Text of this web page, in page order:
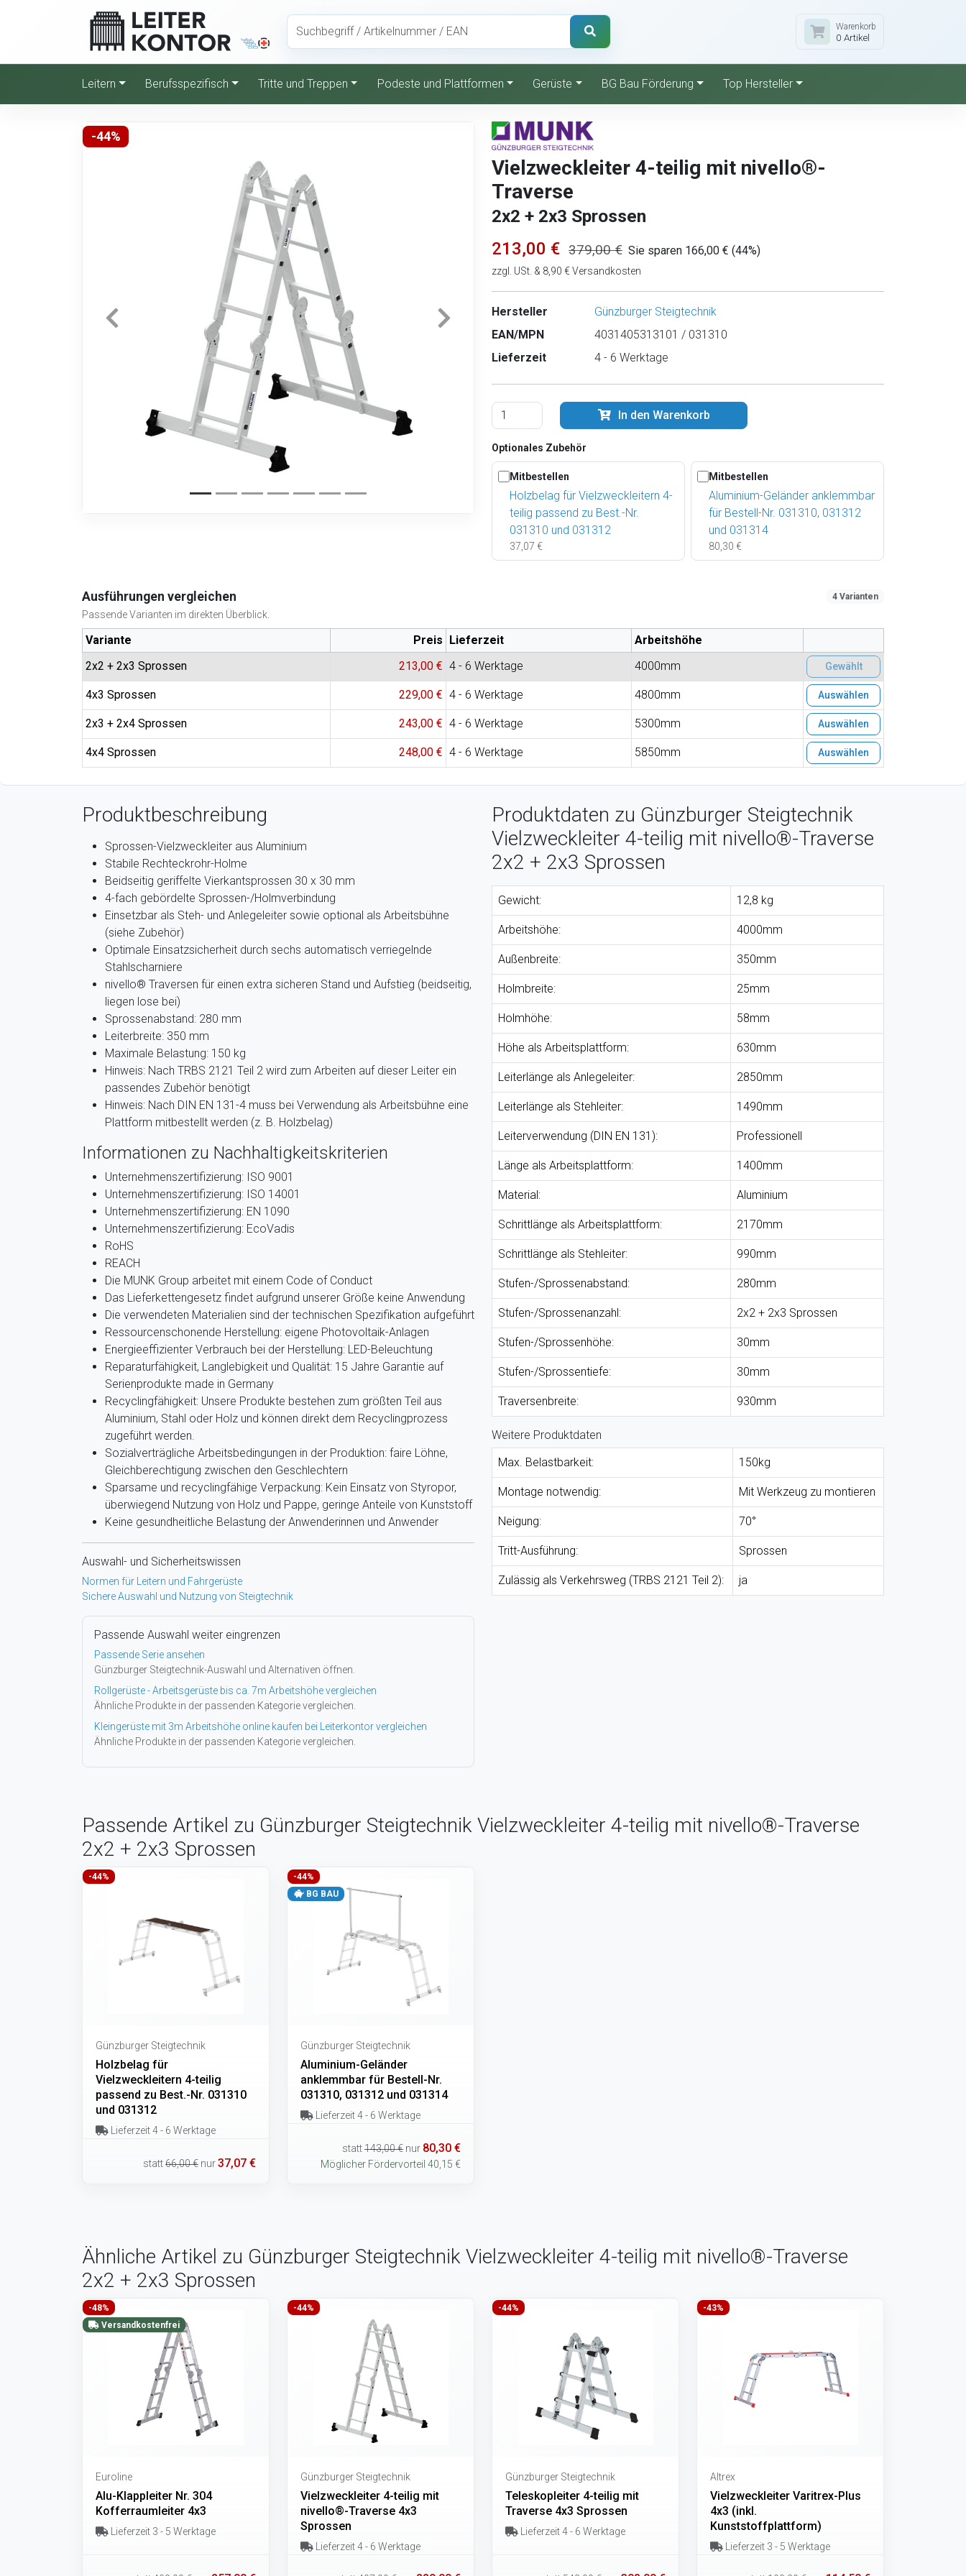
Warenkorb
0 Artikel
Leitern Berufsspezifisch Tritte und Treppen Podeste und Plattformen Gerüste BG Bau Förderung Top Hersteller
-44%
Vielzweckleiter 4-teilig mit nivello®-
Traverse
2x2 + 2x3 Sprossen
213,00 € 379,00 € Sie sparen 166,00 € (44%)
zzgl. USt. & 8,90 € Versandkosten
Hersteller
Günzburger Steigtechnik
EAN/MPN
4031405313101 / 031310
Lieferzeit
4 - 6 Werktage
In den Warenkorb
Optionales Zubehör
Mitbestellen
Holzbelag für Vielzweckleitern 4-
teilig passend zu Best.-Nr.
031310 und 031312
37,07 €
Mitbestellen
Aluminium-Geländer anklemmbar
für Bestell-Nr. 031310, 031312
und 031314
80,30 €
Ausführungen vergleichen
Passende Varianten im direkten Überblick.
4 Varianten
Variante Preis Lieferzeit
Arbeitshöhe
2x2 + 2x3 Sprossen
213,00 € 4 - 6 Werktage 4000mm Gewählt
4x3 Sprossen 229,00 € 4 - 6 Werktage 4800mm Auswählen
2x3 + 2x4 Sprossen 243,00 € 4 - 6 Werktage 5300mm Auswählen
4x4 Sprossen 248,00 € 4 - 6 Werktage 5850mm Auswählen
Produktbeschreibung
Sprossen-Vielzweckleiter aus Aluminium
Stabile Rechteckrohr-Holme
Beidseitig geriffelte Vierkantsprossen 30 x 30 mm
4-fach gebördelte Sprossen-/Holmverbindung
Einsetzbar als Steh- und Anlegeleiter sowie optional als Arbeitsbühne
(siehe Zubehör)
Optimale Einsatzsicherheit durch sechs automatisch verriegelnde
Stahlscharniere
nivello® Traversen für einen extra sicheren Stand und Aufstieg (beidseitig,
liegen lose bei)
Sprossenabstand: 280 mm
Leiterbreite: 350 mm
Maximale Belastung: 150 kg
Hinweis: Nach TRBS 2121 Teil 2 wird zum Arbeiten auf dieser Leiter ein
passendes Zubehör benötigt
Hinweis: Nach DIN EN 131-4 muss bei Verwendung als Arbeitsbühne eine
Plattform mitbestellt werden (z. B. Holzbelag)
Informationen zu Nachhaltigkeitskriterien
Unternehmenszertifizierung: ISO 9001
Unternehmenszertifizierung: ISO 14001
Unternehmenszertifizierung: EN 1090
Unternehmenszertifizierung: EcoVadis
RoHS
REACH
Die MUNK Group arbeitet mit einem Code of Conduct
Das Lieferkettengesetz findet aufgrund unserer Größe keine Anwendung
Die verwendeten Materialien sind der technischen Spezifikation aufgeführt
Ressourcenschonende Herstellung: eigene Photovoltaik-Anlagen
Energieeffizienter Verbrauch bei der Herstellung: LED-Beleuchtung
Reparaturfähigkeit, Langlebigkeit und Qualität: 15 Jahre Garantie auf
Serienprodukte made in Germany
Recyclingfähigkeit: Unsere Produkte bestehen zum größten Teil aus
Aluminium, Stahl oder Holz und können direkt dem Recyclingprozess
zugeführt werden.
Sozialverträgliche Arbeitsbedingungen in der Produktion: faire Löhne,
Gleichberechtigung zwischen den Geschlechtern
Sparsame und recyclingfähige Verpackung: Kein Einsatz von Styropor,
überwiegend Nutzung von Holz und Pappe, geringe Anteile von Kunststoff
Keine gesundheitliche Belastung der Anwenderinnen und Anwender
Auswahl- und Sicherheitswissen
Normen für Leitern und Fahrgerüste
Sichere Auswahl und Nutzung von Steigtechnik
Passende Auswahl weiter eingrenzen
Passende Serie ansehen
Günzburger Steigtechnik-Auswahl und Alternativen öffnen.
Rollgerüste - Arbeitsgerüste bis ca. 7m Arbeitshöhe vergleichen
Ähnliche Produkte in der passenden Kategorie vergleichen.
Kleingerüste mit 3m Arbeitshöhe online kaufen bei Leiterkontor vergleichen
Ähnliche Produkte in der passenden Kategorie vergleichen.
Produktdaten zu Günzburger Steigtechnik
Vielzweckleiter 4-teilig mit nivello®-Traverse
2x2 + 2x3 Sprossen
Gewicht: 12,8 kg
Arbeitshöhe: 4000mm
Außenbreite: 350mm
Holmbreite: 25mm
Holmhöhe: 58mm
Höhe als Arbeitsplattform: 630mm
Leiterlänge als Anlegeleiter: 2850mm
Leiterlänge als Stehleiter: 1490mm
Leiterverwendung (DIN EN 131): Professionell
Länge als Arbeitsplattform: 1400mm
Material: Aluminium
Schrittlänge als Arbeitsplattform: 2170mm
Schrittlänge als Stehleiter: 990mm
Stufen-/Sprossenabstand: 280mm
Stufen-/Sprossenanzahl: 2x2 + 2x3 Sprossen
Stufen-/Sprossenhöhe: 30mm
Stufen-/Sprossentiefe: 30mm
Traversenbreite: 930mm
Weitere Produktdaten
Max. Belastbarkeit:
150kg
Montage notwendig: Mit Werkzeug zu montieren
Neigung: 70°
Tritt-Ausführung: Sprossen
Zulässig als Verkehrsweg (TRBS 2121 Teil 2): ja
Passende Artikel zu Günzburger Steigtechnik Vielzweckleiter 4-teilig mit nivello®-Traverse
2x2 + 2x3 Sprossen
-44%
Günzburger Steigtechnik
Holzbelag für
Vielzweckleitern 4-teilig
passend zu Best.-Nr. 031310
und 031312
Lieferzeit 4 - 6 Werktage
statt66,00 € nur37,07 €
-44%
BG BAU
Günzburger Steigtechnik
Aluminium-Geländer
anklemmbar für Bestell-Nr.
031310, 031312 und 031314
Lieferzeit 4 - 6 Werktage
statt143,00 € nur 80,30 €
Möglicher Fördervorteil 40,15 €
Ähnliche Artikel zu Günzburger Steigtechnik Vielzweckleiter 4-teilig mit nivello®-Traverse
2x2 + 2x3 Sprossen
-48%
Versandkostenfrei
Euroline
Alu-Klappleiter Nr. 304
Kofferraumleiter 4x3
Lieferzeit 3 - 5 Werktage
-44%
Günzburger Steigtechnik
Vielzweckleiter 4-teilig mit
nivello®-Traverse 4x3
Sprossen
Lieferzeit 4 - 6 Werktage
-44%
Günzburger Steigtechnik
Teleskopleiter 4-teilig mit
Traverse 4x3 Sprossen
Lieferzeit 4 - 6 Werktage
-43%
Altrex
Vielzweckleiter Varitrex-Plus
4x3 (inkl.
Kunststoffplattform)
Lieferzeit 3 - 5 Werktage